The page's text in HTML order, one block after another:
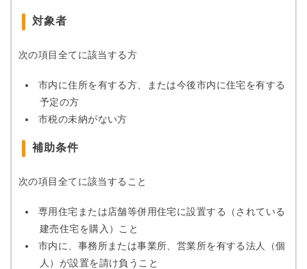
対象者
次の項目全てに該当する方
市内に住所を有する方、または今後市内に住宅を有する
予定の方
市税の未納がない方
補助条件
次の項目全てに該当すること
専用住宅または店舗等併用住宅に設置する（されている
建売住宅を購入）こと
市内に、事務所または事業所、営業所を有する法人（個
人）が設置を請け負うこと